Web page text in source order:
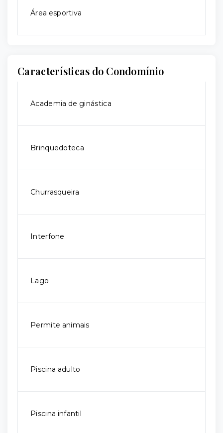
Área esportiva
Características do Condomínio
Academia de ginástica
Brinquedoteca
Churrasqueira
Interfone
Lago
Permite animais
Piscina adulto
Piscina infantil